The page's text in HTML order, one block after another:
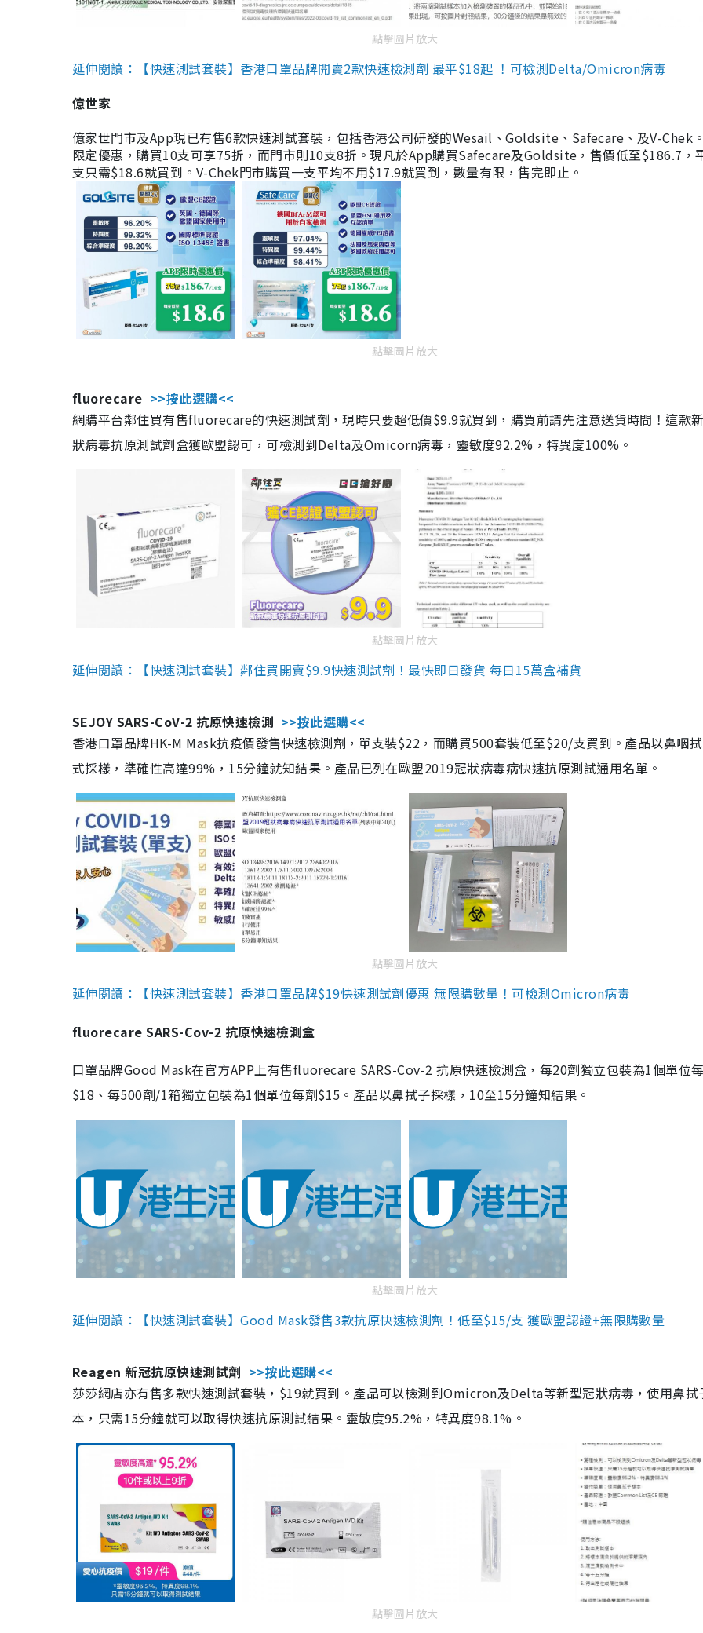
點擊圖片放大
延伸閱讀：【快速測試套裝】香港口罩品牌開賣2款快速檢測劑 最平$18起 ！可檢測Delta/Omicron病毒
億世家
億家世門市及App現已有售6款快速測試套裝，包括香港公司研發的Wesail、Goldsite、Safecare、及V-Chek
限定優惠，購買10支可享75折，而門市則10支8折。現凡於App購買Safecare及Goldsite，售價低至$186.7，
支只需$18.6就買到。V-Chek門市購買一支平均不用$17.9就買到，數量有限，售完即止。
點擊圖片放大
fluorecare >>按此選購<<
網購平台鄰住買有售fluorecare的快速測試劑，現時只要超低價$9.9就買到，購買前請先注意送貨時間！這款
狀病毒抗原測試劑盒獲歐盟認可，可檢測到Delta及Omicorn病毒，靈敏度92.2%，特異度100%。
點擊圖片放大
延伸閱讀：【快速測試套裝】鄰住買開賣$9.9快速測試劑！最快即日發貨 每日15萬盒補貨
SEJOY SARS-CoV-2 抗原快速檢測 >>按此選購<<
香港口罩品牌HK-M Mask抗疫價發售快速檢測劑，單支裝$22，而購買500套裝低至$20/支買到。產品以鼻咽
式採樣，準確性高達99%，15分鐘就知結果。產品已列在歐盟2019冠狀病毒病快速抗原測試通用名單。
點擊圖片放大
延伸閱讀：【快速測試套裝】香港口罩品牌$19快速測試劑優惠 無限購數量！可檢測Omicron病毒
fluorecare SARS-Cov-2 抗原快速檢測盒
口罩品牌Good Mask在官方APP上有售fluorecare SARS-Cov-2 抗原快速檢測盒，每20劑獨立包裝為1個單位
$18、每500劑/1箱獨立包裝為1個單位每劑$15。產品以鼻拭子採樣，10至15分鐘知結果。
點擊圖片放大
延伸閱讀：【快速測試套裝】Good Mask發售3款抗原快速檢測劑！低至$15/支 獲歐盟認證+無限購數量
Reagen 新冠抗原快速測試劑 >>按此選購<<
莎莎網店亦有售多款快速測試套裝，$19就買到。產品可以檢測到Omicron及Delta等新型冠狀病毒，使用鼻拭
本，只需15分鐘就可以取得快速抗原測試結果。靈敏度95.2%，特異度98.1%。
點擊圖片放大